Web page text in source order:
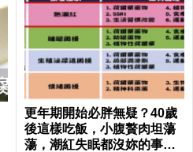
更年期開始必胖無疑？40歲
後這樣吃飯，小腹贅肉坦蕩
蕩，潮紅失眠都沒妳的事｜